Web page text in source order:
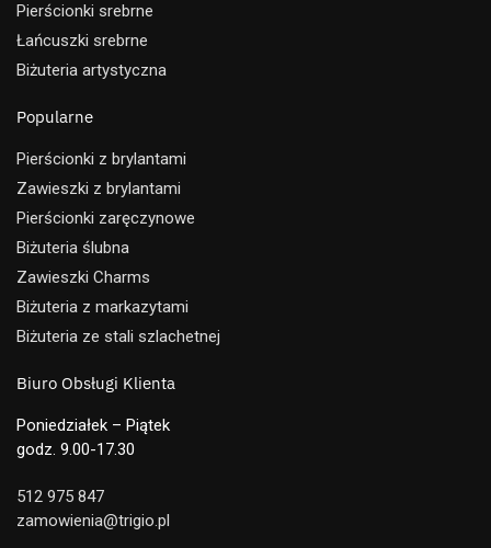
Pierścionki srebrne
Łańcuszki srebrne
Biżuteria artystyczna
Popularne
Pierścionki z brylantami
Zawieszki z brylantami
Pierścionki zaręczynowe
Biżuteria ślubna
Zawieszki Charms
Biżuteria z markazytami
Biżuteria ze stali szlachetnej
Biuro Obsługi Klienta
Poniedziałek – Piątek
godz. 9.00-17.30
512 975 847
zamowienia@trigio.pl